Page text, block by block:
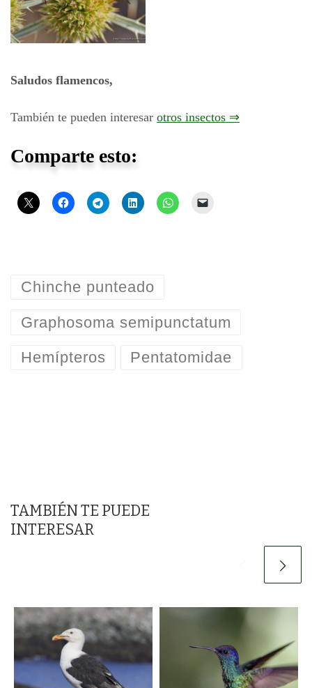
Saludos flamencos,
También te pueden interesar otros insectos ⇒
Comparte esto:
Chinche punteado
Graphosoma semipunctatum
Hemípteros Pentatomidae
TAMBIÉN TE PUEDE
INTERESAR